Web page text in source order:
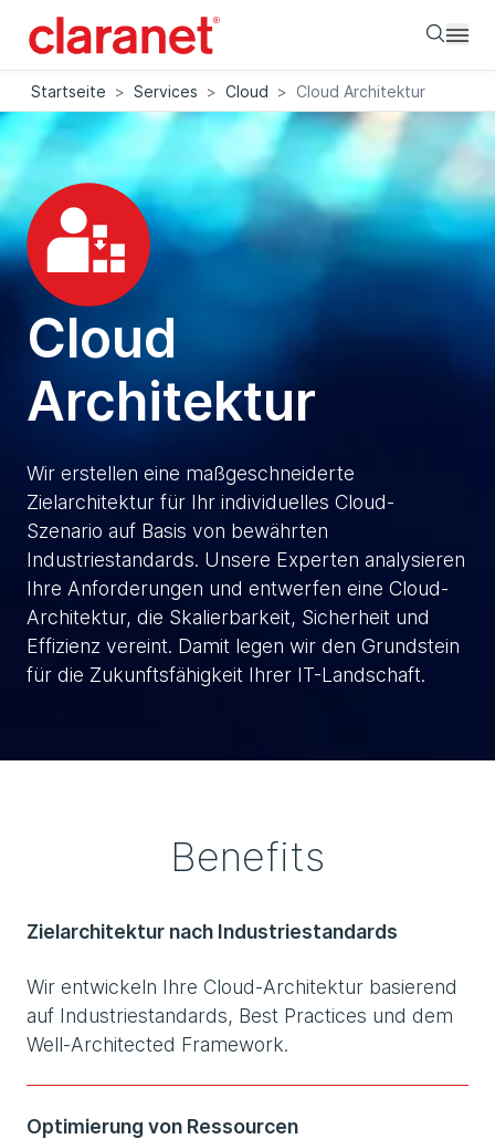
Startseite > Services > Cloud > Cloud Architektur
Cloud
Architektur
Wir erstellen eine maßgeschneiderte
Zielarchitektur für Ihr individuelles Cloud-
Szenario auf Basis von bewährten
Industriestandards. Unsere Experten analysieren
Ihre Anforderungen und entwerfen eine Cloud-
Architektur, die Skalierbarkeit, Sicherheit und
Effizienz vereint. Damit legen wir den Grundstein
für die Zukunftsfähigkeit Ihrer IT-Landschaft.
Benefits
Zielarchitektur nach Industriestandards
Wir entwickeln Ihre Cloud-Architektur basierend
auf Industriestandards, Best Practices und dem
Well-Architected Framework.
Optimierung von Ressourcen